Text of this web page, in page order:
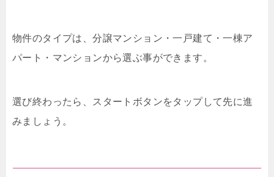
物件のタイプは、分譲マンション・一戸建て・一棟ア
パート・マンションから選ぶ事ができます。
選び終わったら、スタートボタンをタップして先に進
みましょう。